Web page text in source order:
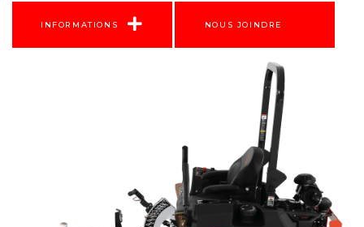
INFORMATIONS NOUS JOINDRE